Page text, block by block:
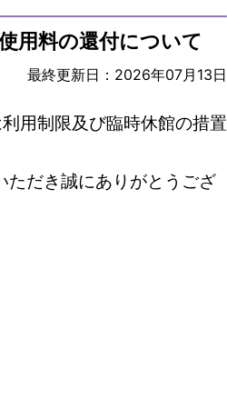
用料の還付について
最終更新日：2026年07月13日
用制限及び臨時休館の措置
だき誠にありがとうござ